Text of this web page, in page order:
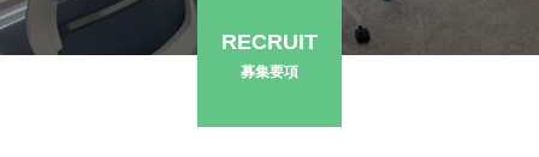
RECRUIT
募集要項